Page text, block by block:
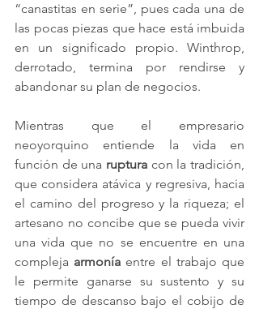
“canastitas en serie”, pues cada una de
las pocas piezas que hace está imbuida
en un significado propio. Winthrop,
derrotado, termina por rendirse y
abandonar su plan de negocios.
Mientras que el empresario
neoyorquino entiende la vida en
función de una ruptura con la tradición,
que considera atávica y regresiva, hacia
el camino del progreso y la riqueza; el
artesano no concibe que se pueda vivir
una vida que no se encuentre en una
compleja armonía entre el trabajo que
le permite ganarse su sustento y su
tiempo de descanso bajo el cobijo de